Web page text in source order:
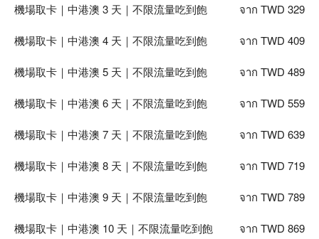
機場取卡｜中港澳 3 天｜不限流量吃到飽 จาก TWD 329
機場取卡｜中港澳 4 天｜不限流量吃到飽 จาก TWD 409
機場取卡｜中港澳 5 天｜不限流量吃到飽 จาก TWD 489
機場取卡｜中港澳 6 天｜不限流量吃到飽 จาก TWD 559
機場取卡｜中港澳 7 天｜不限流量吃到飽 จาก TWD 639
機場取卡｜中港澳 8 天｜不限流量吃到飽 จาก TWD 719
機場取卡｜中港澳 9 天｜不限流量吃到飽 จาก TWD 789
機場取卡｜中港澳 10 天｜不限流量吃到飽 จาก TWD 869